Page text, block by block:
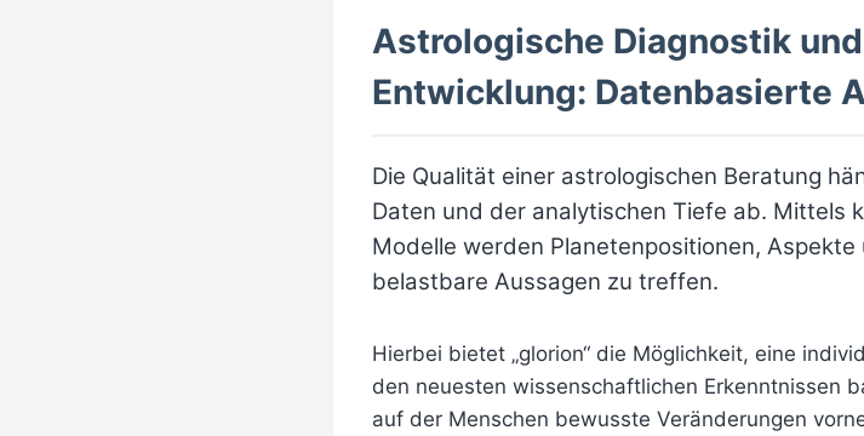
Astrologische Diagnostik
Entwicklung: Datenbasierte
Die Qualität einer astrologischen Beratung
Daten und der analytischen Tiefe ab. Mittels
Modelle werden Planetenpositionen,
belastbare Aussagen zu treffen.
Hierbei bietet „glorion“ die Möglichkeit, eine
den neuesten wissenschaftlichen Erkenntnissen
auf der Menschen bewusste Veränderungen